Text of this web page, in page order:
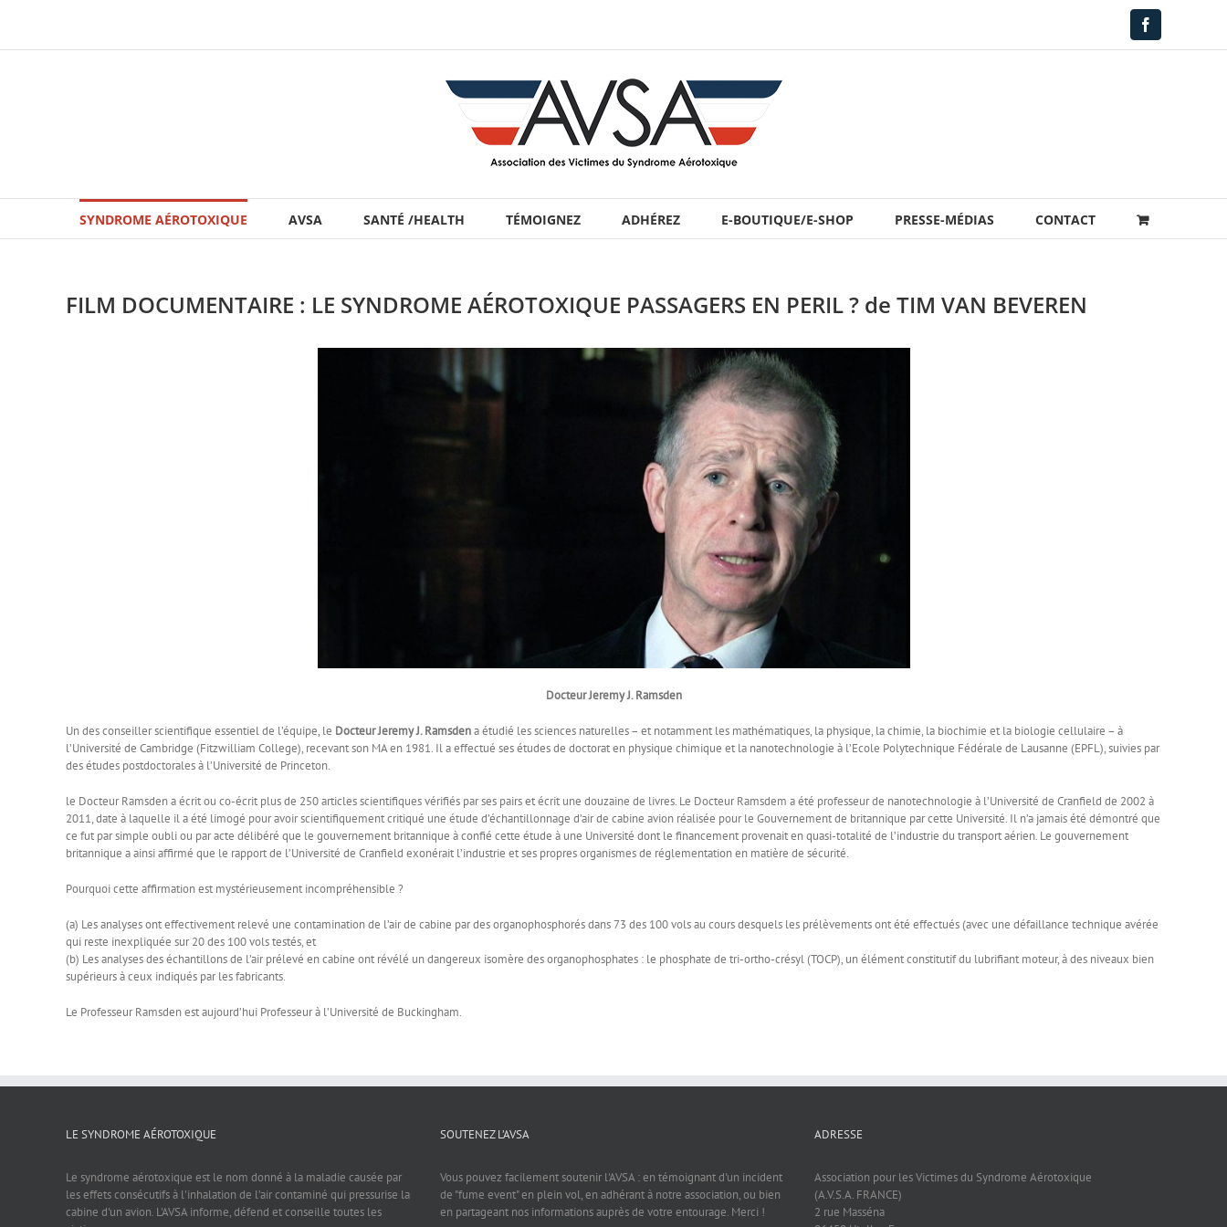
SYNDROME AÉROTOXIQUE AVSA SANTÉ /HEALTH TÉMOIGNEZ ADHÉREZ E-BOUTIQUE/E-SHOP PRESSE-MÉDIAS CONTACT
FILM DOCUMENTAIRE : LE SYNDROME AÉROTOXIQUE PASSAGERS EN PERIL ? de TIM VAN BEVEREN
Docteur Jeremy J. Ramsden
Un des conseiller scientifique essentiel de l’équipe, le Docteur Jeremy J. Ramsdena étudié les sciences naturelles – et notamment les mathématiques, la physique, la chimie, la biochimie et la biologie cellulaire – à
l’Université de Cambridge (Fitzwilliam College), recevant son MA en 1981. Il a effectué ses études de doctorat en physique chimique et la nanotechnologie à l’Ecole Polytechnique Fédérale de Lausanne (EPFL), suivies par
des études postdoctorales à l’Université de Princeton.
le Docteur Ramsden a écrit ou co-écrit plus de 250 articles scientifiques vérifiés par ses pairs et écrit une douzaine de livres. Le Docteur Ramsdem a été professeur de nanotechnologie à l’Université de Cranfield de 2002 à
2011, date à laquelle il a été limogé pour avoir scientifiquement critiqué une étude d’échantillonnage d’air de cabine avion réalisée pour le Gouvernement de britannique par cette Université. Il n’a jamais été démontré que
ce fut par simple oubli ou par acte délibéré que le gouvernement britannique à confié cette étude à une Université dont le financement provenait en quasi-totalité de l’industrie du transport aérien. Le gouvernement
britannique a ainsi affirmé que le rapport de l’Université de Cranfield exonérait l’industrie et ses propres organismes de réglementation en matière de sécurité.
Pourquoi cette affirmation est mystérieusement incompréhensible ?
(a) Les analyses ont effectivement relevé une contamination de l’air de cabine par des organophosphorés dans 73 des 100 vols au cours desquels les prélèvements ont été effectués (avec une défaillance technique avérée
qui reste inexpliquée sur 20 des 100 vols testés, et
(b) Les analyses des échantillons de l’air prélevé en cabine ont révélé un dangereux isomère des organophosphates : le phosphate de tri-ortho-crésyl (TOCP), un élément constitutif du lubrifiant moteur, à des niveaux bien
supérieurs à ceux indiqués par les fabricants.
Le Professeur Ramsden est aujourd’hui Professeur à l’Université de Buckingham.
LE SYNDROME AÉROTOXIQUE
Le syndrome aérotoxique est le nom donné à la maladie causée par
les effets consécutifs à l'inhalation de l’air contaminé qui pressurise la
cabine d'un avion. L'AVSA informe, défend et conseille toutes les
SOUTENEZ L’AVSA
Vous pouvez facilement soutenir l'AVSA : en témoignant d'un incident
de "fume event" en plein vol, en adhérant à notre association, ou bien
en partageant nos informations auprès de votre entourage. Merci !
ADRESSE
Association pour les Victimes du Syndrome Aérotoxique
(A.V.S.A. FRANCE)
2 rue Masséna